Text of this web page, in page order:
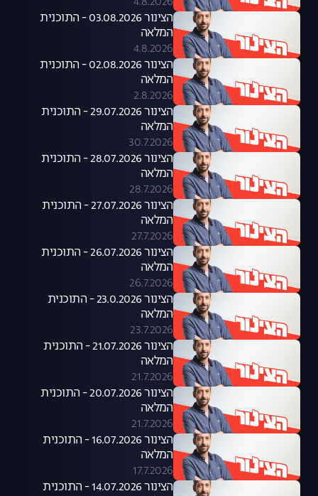
הצינור 03.08.2026 - התוכנית
המלאה
4.8.2026
הצינור 02.08.2026 - התוכנית
המלאה
2.8.2026
הצינור 29.07.2026 - התוכנית
המלאה
30.7.2026
הצינור 28.07.2026 - התוכנית
המלאה
28.7.2026
הצינור 27.07.2026 - התוכנית
המלאה
27.7.2026
הצינור 26.07.2026 - התוכנית
המלאה
26.7.2026
הצינור 23.0.2026 - התוכנית
המלאה
23.7.2026
הצינור 21.07.2026 - התוכנית
המלאה
21.7.2026
הצינור 20.07.2026 - התוכנית
המלאה
21.7.2026
הצינור 16.07.2026 - התוכנית
המלאה
17.7.2026
הצינור 14.07.2026 - התוכנית